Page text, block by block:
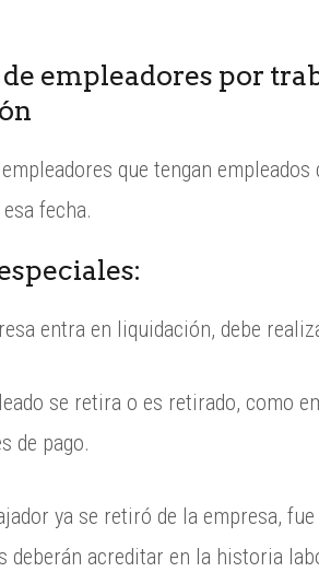
empleadores por
que tengan
fecha.
entra en liquidación, debe
se retira o es retirado, como
de pago.
ya se retiró de la empresa,
deberán acreditar en la historia